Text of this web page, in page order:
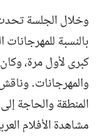
وخلال الجلسة
بالنسبة
كبرى لأول مرة،
والمهرجانات.
المنطقة والحاجة
مشاهدة الأفلام